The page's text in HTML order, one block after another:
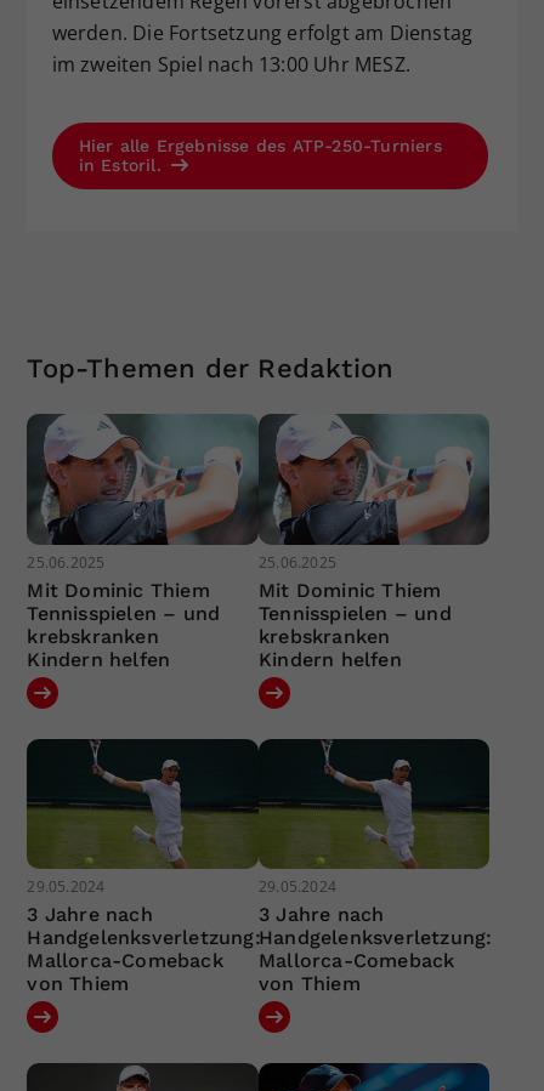
werden. Die Fortsetzung erfolgt am Dienstag
im zweiten Spiel nach 13:00 Uhr MESZ.
Hier alle Ergebnisse des ATP-250-Turniers
in Estoril.
Top-Themen der Redaktion
25.06.2025
Mit Dominic Thiem
Tennisspielen – und
krebskranken
Kindern helfen
25.06.2025
Mit Dominic Thiem
Tennisspielen – und
krebskranken
Kindern helfen
29.05.2024
3 Jahre nach
Handgelenksverletzung:
Mallorca-Comeback
von Thiem
29.05.2024
3 Jahre nach
Handgelenksverletzung:
Mallorca-Comeback
von Thiem